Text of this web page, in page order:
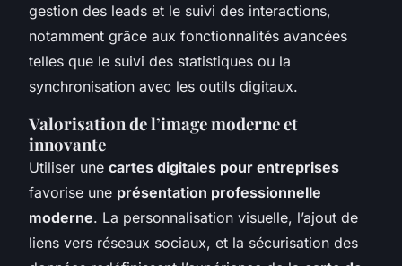
gestion des leads et le suivi des interactions,
notamment grâce aux fonctionnalités avancées
telles que le suivi des statistiques ou la
synchronisation avec les outils digitaux.
Valorisation de l’image moderne et
innovante
Utiliser une cartes digitales pour entreprises
favorise une présentation professionnelle
moderne. La personnalisation visuelle, l’ajout de
liens vers réseaux sociaux, et la sécurisation des